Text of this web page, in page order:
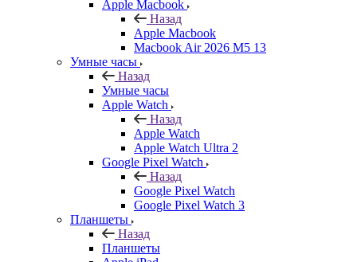
Apple Macbook
Назад
Apple Macbook
Macbook Air 2026 M5 13
Умные часы
Назад
Умные часы
Apple Watch
Назад
Apple Watch
Apple Watch Ultra 2
Google Pixel Watch
Назад
Google Pixel Watch
Google Pixel Watch 3
Планшеты
Назад
Планшеты